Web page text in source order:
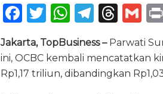
F
c
e
T
it
te
W
h
a
ts
T
e
g
T
re
a
G
ai
l
Jakarta, TopBusiness –Parwati
ini, OCBC kembali mencatatkan
Rp1,17 triliun, dibandingkan